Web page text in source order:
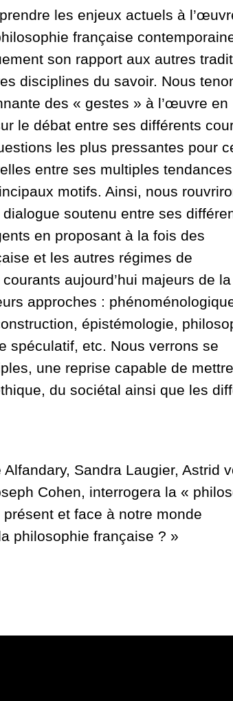
les enjeux actuels à
française
son rapport aux autres
disciplines du savoir. Nous
des « gestes » à l’œuvre en
le débat entre ses différents
les plus pressantes pour
entre ses multiples
motifs. Ainsi, nous
soutenu entre ses
en proposant à la fois des
et les autres régimes de
aujourd’hui majeurs de la
approches :
épistémologie,
spéculatif, etc. Nous verrons se
une reprise capable de
du sociétal ainsi que les
Sandra Laugier, Astrid
Cohen, interrogera la «
présent et face à notre monde
philosophie française ? »